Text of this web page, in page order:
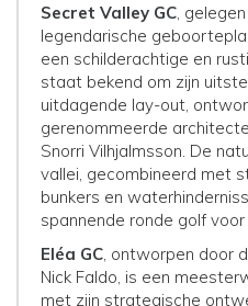
Secret Valley GC ,
legendarische
een schilderachtige en
staat bekend om zijn
uitdagende lay-out,
gerenommeerde
Snorri Vilhjalmsson. De
vallei, gecombineerd met
bunkers en
spannende ronde golf
Eléa GC , ontworpen door
Nick Faldo, is een
met zijn strategische